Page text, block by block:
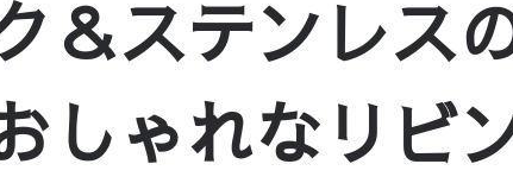
＆ステンレス
しゃれなリビ